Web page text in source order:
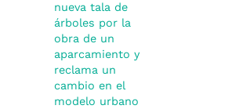
nueva tala de
árboles por la
obra de un
aparcamiento y
reclama un
cambio en el
modelo urbano